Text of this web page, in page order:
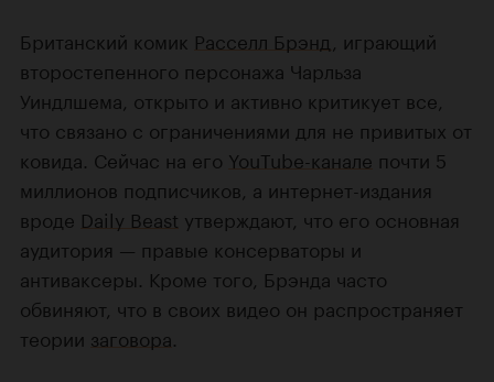
Британский комик Расселл Брэнд, играющий
второстепенного персонажа Чарльза
Уиндлшема, открыто и активно критикует все,
что связано с ограничениями для не привитых от
ковида. Сейчас на его YouTube-канале почти 5
миллионов подписчиков, а интернет-издания
вроде Daily Beast утверждают, что его основная
аудитория — правые консерваторы и
антиваксеры. Кроме того, Брэнда часто
обвиняют, что в своих видео он распространяет
теории заговора.